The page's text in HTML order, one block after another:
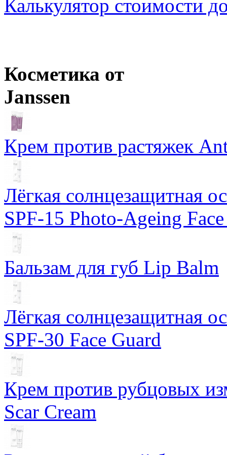
Ожидается
Schwarzkopf Professional IGORA Royal крем-краска для волос
Калькулятор стоимости
Косметика от
Janssen
Крем против растяжек
Лёгкая солнцезащитная
SPF-15 Photo-Ageing
Бальзам для губ Lip Balm
Лёгкая солнцезащитная
SPF-30 Face Guard
Крем против рубцовых
Scar Cream